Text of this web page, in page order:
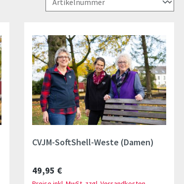
CVJM-SoftShell-Weste (Damen)
Regulärer Preis:
49,95 €